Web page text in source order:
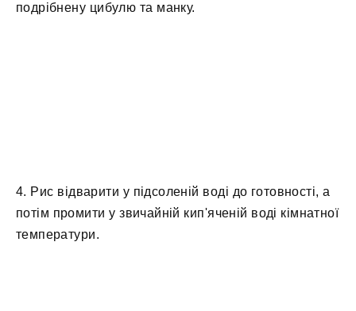
подрібнену цибулю та манку.
4. Рис відварити у підсоленій воді до готовності, а
потім промити у звичайній кип'яченій воді кімнатної
температури.